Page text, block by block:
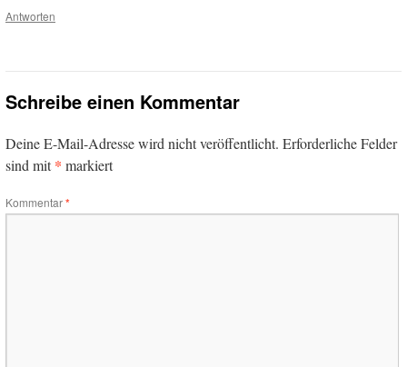
Antworten
Schreibe einen Kommentar
Deine E-Mail-Adresse wird nicht veröffentlicht. Erforderliche Felder
sind mit* markiert
Kommentar*